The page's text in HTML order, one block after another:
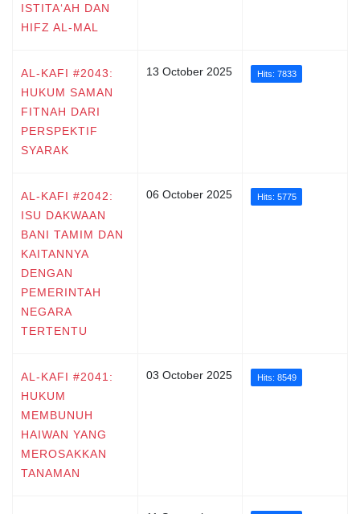
ISTITA‘AH DAN
HIFZ AL-MAL
AL-KAFI #2043:
HUKUM SAMAN
FITNAH DARI
PERSPEKTIF
SYARAK
13 October 2025 Hits: 7833
AL-KAFI #2042:
ISU DAKWAAN
BANI TAMIM DAN
KAITANNYA
DENGAN
PEMERINTAH
NEGARA
TERTENTU
06 October 2025 Hits: 5775
AL-KAFI #2041:
HUKUM
MEMBUNUH
HAIWAN YANG
MEROSAKKAN
TANAMAN
03 October 2025 Hits: 8549